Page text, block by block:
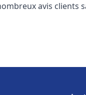
avis clients